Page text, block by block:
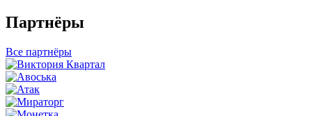
Партнёры
Все партнёры